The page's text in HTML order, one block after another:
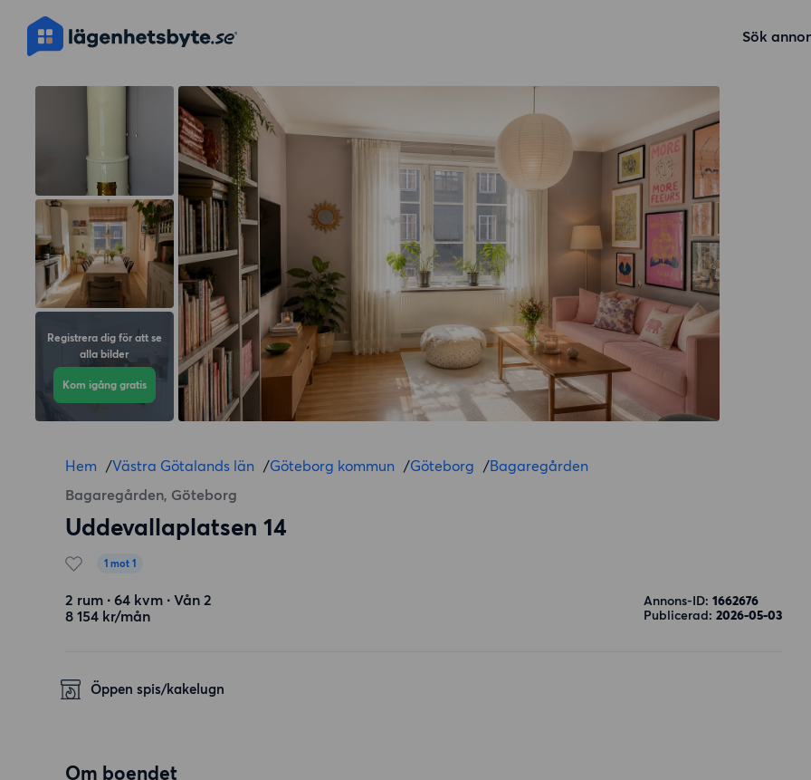
Sök
Registrera dig för att se
alla bilder
Kom igång gratis
Hem /Västra Götalands län /Göteborg kommun /Göteborg /Bagaregården
Bagaregården, Göteborg
Uddevallaplatsen 14
1 mot 1
2 rum ∙ 64 kvm ∙ Vån 2
8 154 kr/mån
Annons-ID: 1662676
Publicerad: 2026-05-03
Öppen spis/kakelugn
Om boendet